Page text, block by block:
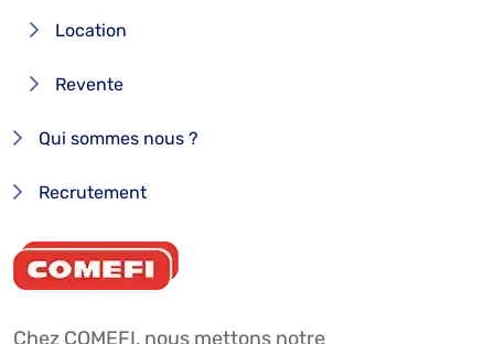
Location
Revente
Qui sommes nous ?
Recrutement
Chez COMEFI, nous mettons notre